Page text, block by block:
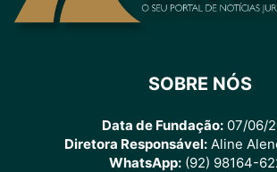
SOBRE NÓS
Data de Fundação: 07/06/
Diretora Responsável:Aline
WhatsApp: (92) 98164-